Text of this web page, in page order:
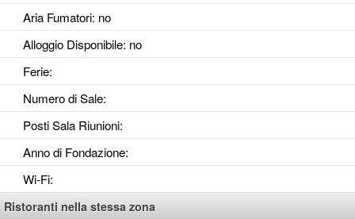
Aria Fumatori: no
Alloggio Disponibile: no
Ferie:
Numero di Sale:
Posti Sala Riunioni:
Anno di Fondazione:
Wi-Fi:
Ristoranti nella stessa zona